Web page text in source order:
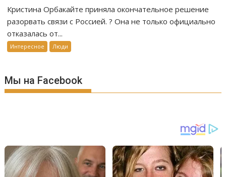
Кристина Орбакайте приняла окончательное решение
разорвать связи с Россией. ? Она не только официально
отказалась от...
Интересное Люди
Мы на Facebook